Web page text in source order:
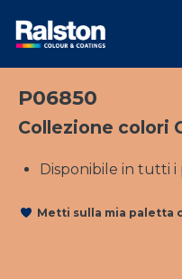
P06850
Collezione colori
Disponibile in tutti
Metti sulla mia paletta